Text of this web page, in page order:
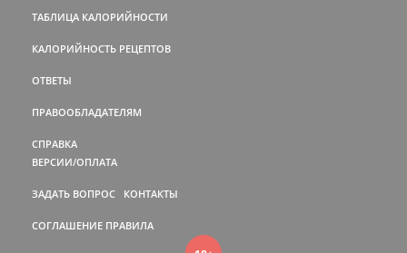
ТАБЛИЦА КАЛОРИЙНОСТИ
КАЛОРИЙНОСТЬ РЕЦЕПТОВ
ОТВЕТЫ
ПРАВООБЛАДАТЕЛЯМ
СПРАВКА
ВЕРСИИ/ОПЛАТА
ЗАДАТЬ ВОПРОС КОНТАКТЫ
СОГЛАШЕНИЕ ПРАВИЛА